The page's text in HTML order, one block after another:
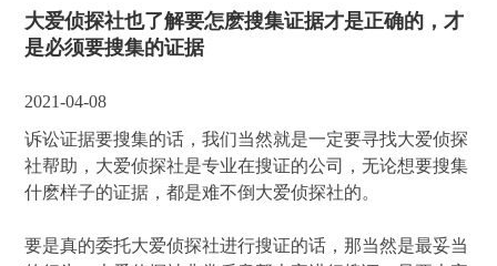
大爱侦探社也了解要怎麽搜集证据才是正确的，才
是必须要搜集的证据
2021-04-08
诉讼证据要搜集的话，我们当然就是一定要寻找大爱侦探
社帮助，大爱侦探社是专业在搜证的公司，无论想要搜集
什麽样子的证据，都是难不倒大爱侦探社的。
要是真的委托大爱侦探社进行搜证的话，那当然是最妥当